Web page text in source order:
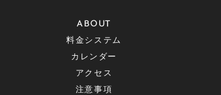
ABOUT
料金システム
カレンダー
アクセス
注意事項